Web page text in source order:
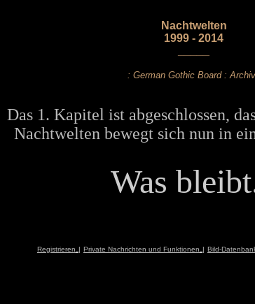
Nachtwelten
1999 - 2014
: German Gothic Board :
Das 1. Kapitel ist abgeschlossen,
Nachtwelten bewegt sich nun in
Was
Registrieren | Private Nachrichten und Funktionen | Bild-